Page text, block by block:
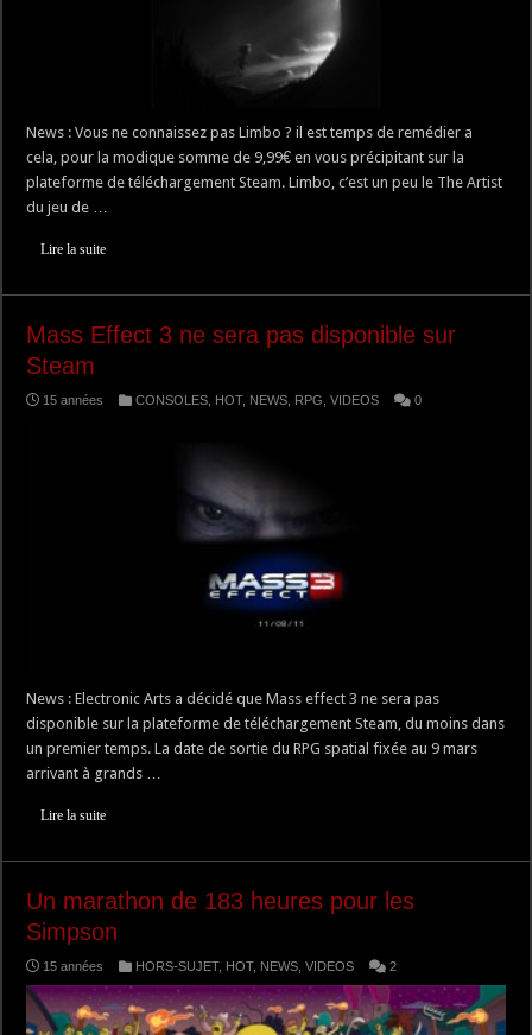
News : Vous ne connaissez pas Limbo ? il est temps de remédier a
cela, pour la modique somme de 9,99€ en vous précipitant sur la
plateforme de téléchargement Steam. Limbo, c’est un peu le The Artist
du jeu de …
Lire la suite
Mass Effect 3 ne sera pas disponible sur
Steam
15 années CONSOLES HOT, NEWS RPG ,VIDEOS 0
News : Electronic Arts a décidé que Mass effect 3 ne sera pas
disponible sur la plateforme de téléchargement Steam, du moins dans
un premier temps. La date de sortie du RPG spatial fixée au 9 mars
arrivant à grands …
Lire la suite
Un marathon de 183 heures pour les
Simpson
15 années HORS-SUJET, HOT, NEWS ,VIDEOS 2